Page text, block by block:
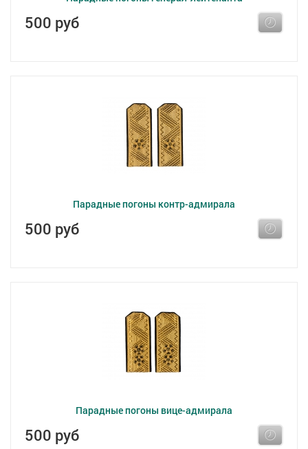
500 руб
Парадные погоны контр-адмирала
500 руб
Парадные погоны вице-адмирала
500 руб